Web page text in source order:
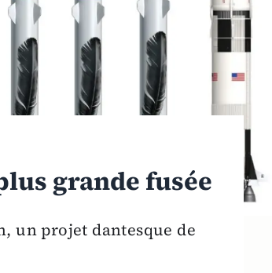
grande fusée
un projet dantesque de